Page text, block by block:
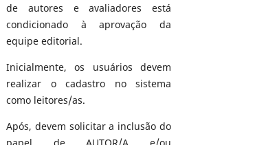
de autores e avaliadores está
condicionado à aprovação da
equipe editorial.
Inicialmente, os usuários devem
realizar o cadastro no sistema
como leitores/as.
Após, devem solicitar a inclusão do